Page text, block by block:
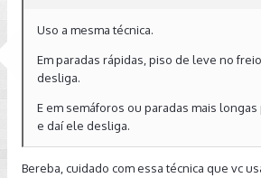
Uso a mesma técnica.
Em paradas rápidas, piso de leve no
desliga.
E em semáforos ou paradas mais
e daí ele desliga.
Bereba, cuidado com essa técnica que vc